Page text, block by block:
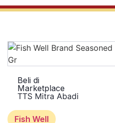
Beli di
Marketplace
TTS Mitra Abadi
Fish Well